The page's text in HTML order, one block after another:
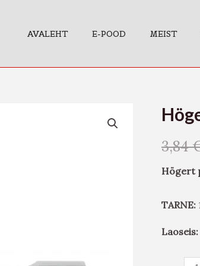
AVALEHT E-POOD MEIST
3,84
Högert
TARNE:
Laoseis:
Högert
3/8",
CrV